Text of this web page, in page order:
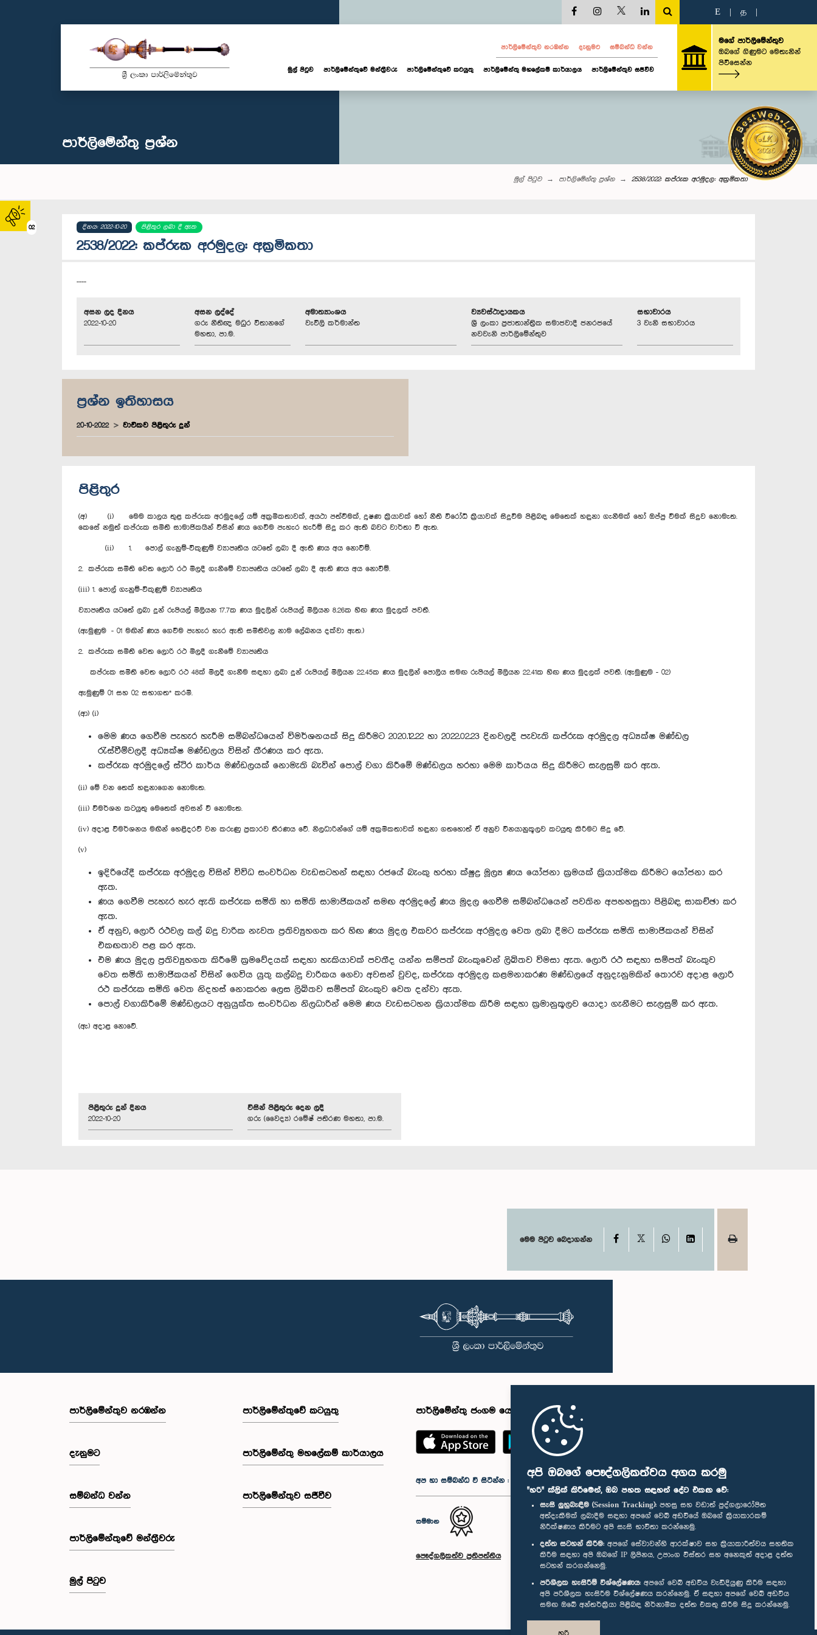
අපි ඔබගේ පෞද්ගලිකත්වය අගය කරමු
"හරි" ක්ලික් කිරීමෙන්, ඔබ පහත සඳහන් දේට එකඟ වේ:
සැසි ලුහුබැඳීම (Session Tracking): පහසු සහ වඩාත් පුද්ගලාරෝපිත
අත්දැකීමක් ලබාදීම සඳහා අපගේ වෙබ් අඩවියේ ඔබගේ ක්‍රියාකාරකම්
නිරීක්ෂණය කිරීමට අපි සැසි භාවිතා කරන්නෙමු.
දත්ත සටහන් කිරීම: අපගේ සේවාවන්හි ආරක්ෂාව සහ ක්‍රියාකාරීත්වය සහතික
කිරීම සඳහා අපි ඔබගේ IP ලිපිනය, උපාංග විස්තර සහ අනෙකුත් අදාළ දත්ත
සටහන් කරගන්නෙමු.
පරිශීලක හැසිරීම් විශ්ලේෂණය: අපගේ වෙබ් අඩවිය වැඩිදියුණු කිරීම සඳහා
අපි පරිශීලක හැසිරීම විශ්ලේෂණය කරන්නෙමු. ඒ සඳහා අපගේ වෙබ් අඩවිය
සමඟ ඔබේ අන්තර්ක්‍රියා පිළිබඳ නිර්නාමික දත්ත එකතු කිරීම සිදු කරන්නෙමු.
02
E த
පාර්ලි‌මේන්තුව නරඹන්න දැනුමට සම්බන්ධ වන්න
මුල් පිටුව පාර්ලි‌මේන්තුවේ මන්ත්‍රීවරු පාර්ලිමේන්තුවේ කටයුතු පාර්ලිමේන්තු මහලේකම් කාර්යාලය පාර්ලිමේන්තුව සජීවීව
මගේ පාර්ලිමේන්තුව
ඔබගේ ගිණුමට මෙතැනින්
පිවිසෙන්න
පාර්ලි‌මේන්තු‌ ප්‍රශ්න
මුල් පිටුව පාර්ලි‌මේන්තු‌ ප්‍රශ්න 2538/2022: කප්රුක අරමුදල: අක්‍රමිකතා
දිනය: 2022-10-20 පිළිතුර ලබා දී ඇත
2538/2022: කප්රුක අරමුදල: අක්‍රමිකතා
----
අසන ලද දිනය
2022-10-20
අසන ලද්දේ
ගරු නීතිඥ මධුර විතානගේ
මහතා, පා.ම.
අමාත්‍යාංශය
වැවිලි කර්මාන්ත
ව්‍යවස්ථාදායකය
ශ්‍රී ලංකා ප්‍රජාතාන්ත්‍රික සමාජවාදී ජනරජයේ
නවවැනි පාර්ලිමේන්තුව
සභාවාරය
3 වැනි සභාවාරය
ප්‍රශ්න ඉතිහාසය
20-10-2022 වාචිකව පිළිතුරු දුන්
පිළිතුර
(අ) (i) මෙම කාලය තුළ කප්රුක අරමුදලේ යම් අක්‍රමිකතාවක්, අයථා පත්වීමක්, දූෂණ ක්‍රියාවක් හෝ නීති විරෝධී ක්‍රියාවක් සිදුවීම පිළිබඳ මෙතෙක් හඳුනා ගැනීමක් හෝ ඔප්පු වීමක් සිදුව නොමැත.
කෙසේ නමුත් කප්රුක සමිති සාමාජිකයින් විසින් ණය ගෙවීම පැහැර හැරීම් සිදු කර ඇති බවට වාර්තා වී ඇත.
(ii) 1. පොල් ගැනුම්-විකුණුම් ව්‍යාපෘතිය යටතේ ලබා දී ඇති ණය අය නොවීම්.
2. කප්රුක සමිති වෙත ලොරි රථ මිලදී ගැනීමේ ව්‍යාපෘතිය යටතේ ලබා දී ඇති ණය අය නොවීම්.
(iii) 1. පොල් ගැනුම්-විකුණුම් ව්‍යාපෘතිය
ව්‍යාපෘතිය යටතේ ලබා දුන් රුපියල් මිලියන 17.7ක ණය මුදලින් රුපියල් මිලියන 8.26ක හිඟ ණය මුදලක් පවතී.
(ඇමුණුම - 01 මඟින් ණය ගෙවීම පැහැර හැර ඇති සමිතිවල නාම ලේඛනය දක්වා ඇත.)
2. කප්රුක සමිති වෙත ලොරි රථ මිලදී ගැනීමේ ව්‍යාපෘතිය
කප්රුක සමිති වෙත ලොරි රථ 48ක් මිලදී ගැනීම සඳහා ලබා දුන් රුපියල් මිලියන 22.45ක ණය මුදලින් පොලිය සමඟ රුපියල් මිලියන 22.41ක හිඟ ණය මුදලක් පවතී. (ඇමුණුම - 02)
ඇමුණුම් 01 සහ 02 සභාගත* කරමි.
(ආ) (i)
මෙම ණය ගෙවීම පැහැර හැරීම සම්බන්ධයෙන් විමර්ශනයක් සිදු කිරීමට 2020.12.22 හා 2022.02.23 දිනවලදී පැවැති කප්රුක අරමුදල අධ්‍යක්ෂ මණ්ඩල
රැස්වීම්වලදී අධ්‍යක්ෂ මණ්ඩලය විසින් තීරණය කර ඇත.‍
කප්රුක අරමුදලේ ස්ථිර කාර්ය මණ්ඩලයක් නොමැති බැවින් පොල් වගා කිරීමේ මණ්ඩලය හරහා මෙම කාර්යය සිදු කිරීමට සැලසුම් කර ඇත.
(ii) මේ ‍වන තෙක් හඳුනාගෙන නොමැත.
(iii) විමර්ශන කටයුතු මෙතෙක් අවසන් වී නොමැත.
(iv) අදාළ විමර්ශනය මඟින් හෙළිදරව් වන කරුණු ප්‍රකාරව තීරණය වේ. නිලධාරින්ගේ යම් අක්‍රමිකතාවක් හඳුනා ගතහොත් ඒ අනුව විනයානුකූලව කටයුතු කිරීමට සිදු‍ වේ.
(v)
ඉදිරියේදී කප්රුක අරමුදල විසින් විවිධ සංවර්ධන වැඩසටහන් සඳහා රජයේ බැංකු හරහා ක්ෂුද්‍ර මූල්‍ය ණය යෝජනා ක්‍රමයක් ක්‍රියාත්මක කිරීමට යෝජනා කර
ඇත.
ණය ගෙවීම පැහැර හැර ඇති කප්රුක සමිති හා සමිති සාමාජිකයන් සමඟ අරමුදලේ ණය මුදල ගෙවීම සම්බන්ධයෙන් පවතින අපහහසුතා පිළිබඳ සාකච්ඡා කර
ඇත.
ඒ අනුව, ලොරි රථවල කල් බදු වාරික නැවත ප්‍රතිව්‍යුහගත කර හිඟ ණය මුදල එකවර කප්රුක අරමුදල වෙත ලබා දීමට කප්රුක සමිති සාමාජිකයන් විසින්
එකඟතාව පළ කර ඇත.
එම ණය මුදල ප්‍රතිව්‍යුහගත කිරීමේ ක්‍රමවේදයක් සඳහා හැකියාවක් පවතීද යන්න සම්පත් බැංකුවෙන් ලිඛිතව විමසා ඇත. ලොරි රථ සඳහා සම්පත් බැංකුව
වෙත සමිති සාමාජිකයන් විසින් ගෙවිය යුතු කල්බදු වාරිකය ගෙවා අවසන් වුවද, කප්රුක අරමුදල කළමනාකරණ මණ්ඩලයේ අනුදැනුමකින් තොරව අදාළ ලොරි
රථ කප්රුක සමිති වෙත නිදහස් නොකරන ලෙස ලිඛිතව සම්පත් බැංකුව වෙත දන්වා ඇත.
පොල් වගාකිරීමේ මණ්ඩලයට අනුයුක්ත සංවර්ධන නිලධාරින් මෙම ණය වැඩසටහන ක්‍රියාත්මක කිරීම සඳහා ක්‍රමානුකූලව යොදා ගැනීමට සැලසුම් කර ඇත.
(ඇ) අදාළ නොවේ.
පිළිතුරු දුන් දිනය
2022-10-20
විසින් පිළිතුරු දෙන ලදී
ගරු (වෛද්‍ය) රමේෂ් පතිරණ මහතා, පා.ම.
මෙම පිටුව බෙදාගන්න Facebook WhatsAppLinkedIn
පාර්ලි‌මේන්තුව නරඹන්න
දැනුමට
සම්බන්ධ වන්න
පාර්ලි‌මේන්තුවේ මන්ත්‍රීවරු
මුල් පිටුව
පාර්ලිමේන්තුවේ කටයුතු
පාර්ලිමේන්තු මහලේකම් කාර්යාලය
පාර්ලිමේන්තුව සජීවීව
පාර්ලිමේන්තු ජංගම යෙදුම
අප හා සම්බන්ධ වී සිටින්න :
සම්මාන
පෞද්ගලිකත්ව ප්‍රතිපත්තිය